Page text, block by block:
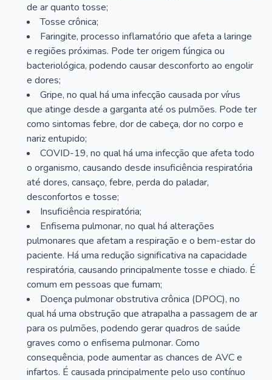
de ar quanto tosse;
Tosse crônica;
Faringite, processo inflamatório que afeta a laringe
e regiões próximas. Pode ter origem fúngica ou
bacteriológica, podendo causar desconforto ao engolir
e dores;
Gripe, no qual há uma infecção causada por vírus
que atinge desde a garganta até os pulmões. Pode ter
como sintomas febre, dor de cabeça, dor no corpo e
nariz entupido;
COVID-19, no qual há uma infecção que afeta todo
o organismo, causando desde insuficiência respiratória
até dores, cansaço, febre, perda do paladar,
desconfortos e tosse;
Insuficiência respiratória;
Enfisema pulmonar, no qual há alterações
pulmonares que afetam a respiração e o bem-estar do
paciente. Há uma redução significativa na capacidade
respiratória, causando principalmente tosse e chiado. É
comum em pessoas que fumam;
Doença pulmonar obstrutiva crônica (DPOC), no
qual há uma obstrução que atrapalha a passagem de ar
para os pulmões, podendo gerar quadros de saúde
graves como o enfisema pulmonar. Como
consequência, pode aumentar as chances de AVC e
infartos. É causada principalmente pelo uso contínuo